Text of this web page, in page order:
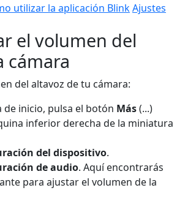
utilizar la aplicación BlinkAjustes
el volumen del
cámara
del altavoz de tu cámara:
de inicio, pulsa el botón Más(...)
inferior derecha de la miniatura
del dispositivo.
de audio. Aquí encontrarás
para ajustar el volumen de la